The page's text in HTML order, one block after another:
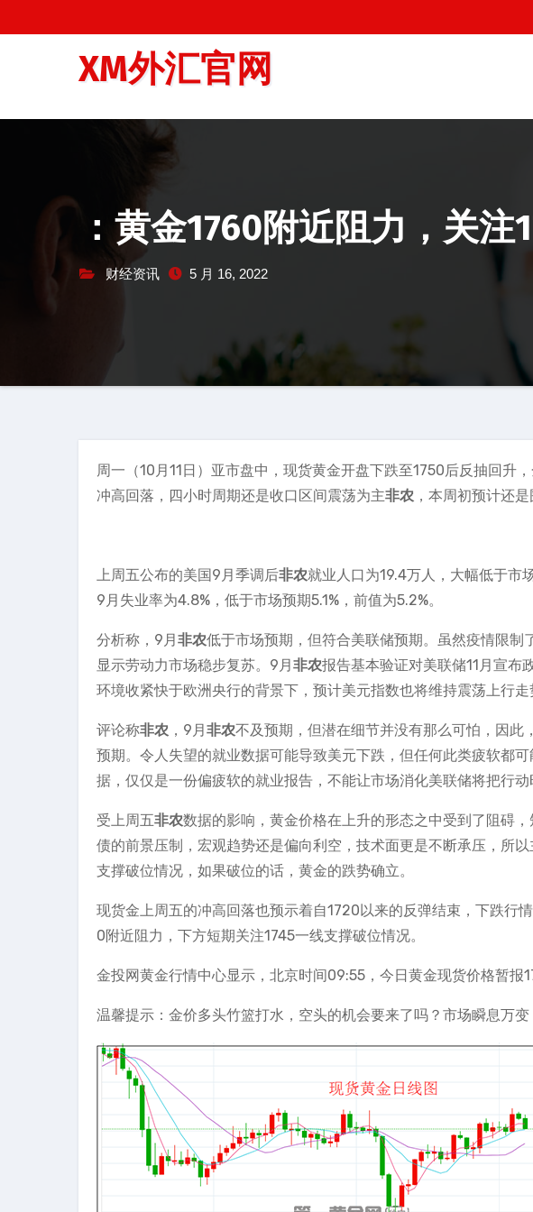
至
XM外汇官网
：黄金1760附近阻力，关
财经资讯 5 月 16, 2022
周一（10月11日）亚市盘中，现货黄金开盘下跌至1750后反抽回升
冲高回落，四小时周期还是收口区间震荡为主非农 ，本周初预计还
上周五公布的美国9月季调后非农就业人口为19.4万人，大幅低于市
9月失业率为4.8%，低于市场预期5.1%，前值为5.2%。
分析称，9月非农低于市场预期，但符合美联储预期。虽然疫情限制
显示劳动力市场稳步复苏。9月非农报告基本验证对美联储11月宣布
环境收紧快于欧洲央行的背景下，预计美元指数也将维持震荡上行走
评论称非农 ，9月非农不及预期，但潜在细节并没有那么可怕，因
预期。令人失望的就业数据可能导致美元下跌，但任何此类疲软都
据，仅仅是一份偏疲软的就业报告，不能让市场消化美联储将把行
受上周五非农数据的影响，黄金价格在上升的形态之中受到了阻碍
债的前景压制，宏观趋势还是偏向利空，技术面更是不断承压，所
支撑破位情况，如果破位的话，黄金的跌势确立。
现货金上周五的冲高回落也预示着自1720以来的反弹结束，下跌行
0附近阻力，下方短期关注1745一线支撑破位情况。
金投网黄金行情中心显示，北京时间09:55，今日黄金现货价格暂报
温馨提示：金价多头竹篮打水，空头的机会要来了吗？市场瞬息万变